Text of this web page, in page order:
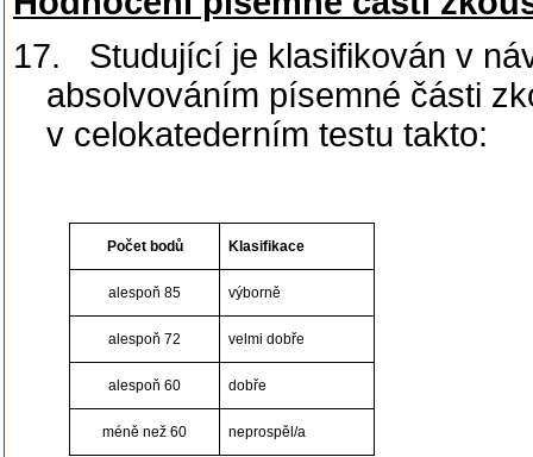
17.
Studující je klasifikován v
absolvováním písemné části
v celokatederním testu takto:
Počet bodů Klasifikace
alespoň 85 výborně
alespoň 72 velmi dobře
alespoň 60 dobře
méně než 60 neprospěl/a